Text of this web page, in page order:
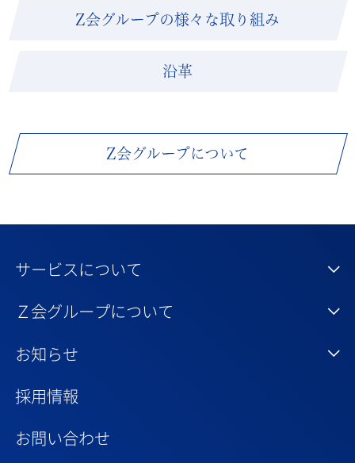
Z会グループの様々な取り組み
沿革
Z会グループについて
サービスについて
Ｚ会グループについて
お知らせ
採用情報
お問い合わせ